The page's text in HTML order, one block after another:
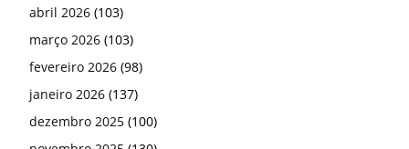
abril 2026 (103)
março 2026 (103)
fevereiro 2026 (98)
janeiro 2026 (137)
dezembro 2025 (100)